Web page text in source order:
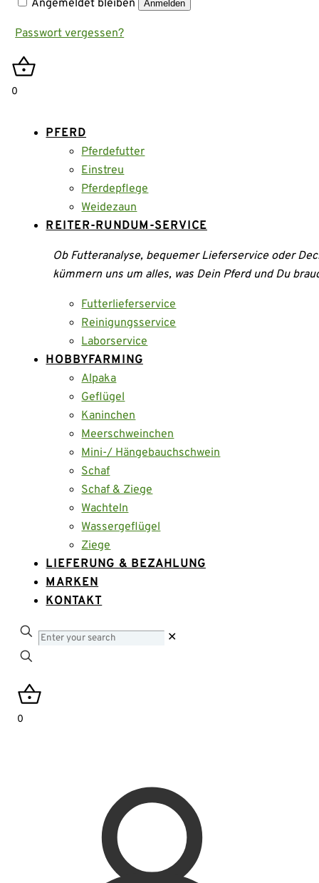
Angemeldet bleiben Anmelden
Passwort vergessen?
0
PFERD
Pferdefutter
Einstreu
Pferdepflege
Weidezaun
REITER-RUNDUM-SERVICE
Ob Futteranalyse, bequemer Lieferservice oder
kümmern uns um alles, was Dein Pferd und Du
Futterlieferservice
Reinigungsservice
Laborservice
HOBBYFARMING
Alpaka
Geflügel
Kaninchen
Meerschweinchen
Mini-/ Hängebauchschwein
Schaf
Schaf & Ziege
Wachteln
Wassergeflügel
Ziege
LIEFERUNG & BEZAHLUNG
MARKEN
KONTAKT
Enter
your
✕
0